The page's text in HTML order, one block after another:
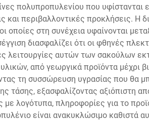
πολυπροπυλενίου που υφίστανται
και περιβαλλοντικές προκλήσεις. Η
στη συνέχεια υφαίνονται
διασφαλίζει ότι οι φθηνές
λειτουργίες αυτών των σακούλων
από γεωργικά προϊόντα μέχρι
τη συσσώρευση υγρασίας που θα
τάσης, εξασφαλίζοντας αξιόπιστη
λογότυπα, πληροφορίες για το
είναι ανακυκλώσιμο καθιστά